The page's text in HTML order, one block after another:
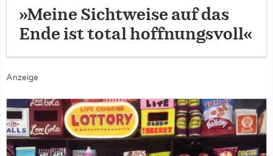
»Meine Sichtweise auf das
Ende ist total hoffnungsvoll«
Anzeige